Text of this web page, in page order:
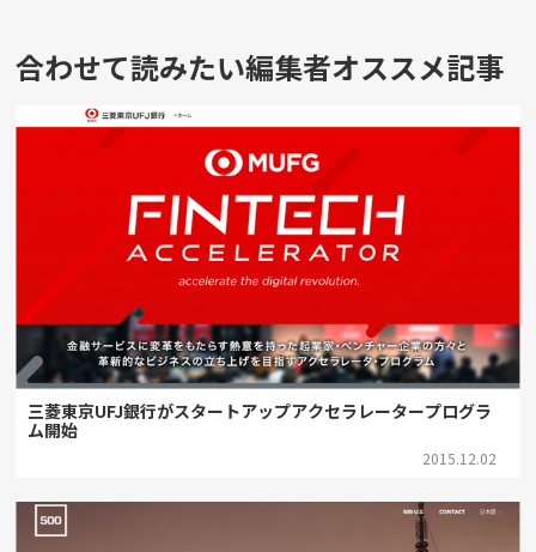
合わせて読みたい編集者オススメ記事
三菱東京UFJ銀行がスタートアップアクセラレータープログラ
ム開始
2015.12.02